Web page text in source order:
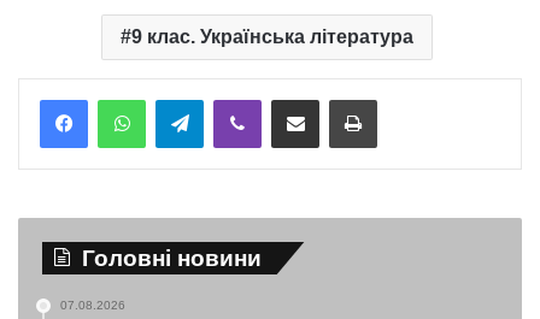
9 клас. Українська література
TelegramViber Надіслати електронною поштоюНадрукувати
Головні новини
07.08.2026